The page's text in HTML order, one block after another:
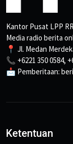
Kantor Pusat LPP
Media radio berita
📍 Jl. Medan
📞 +6221 350 0584,
📩 Pemberitaan:
Ketentuan